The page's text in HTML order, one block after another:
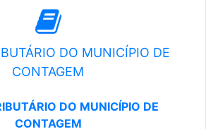
DO MUNICÍPIO DE
CONTAGEM
DO MUNICÍPIO DE
CONTAGEM